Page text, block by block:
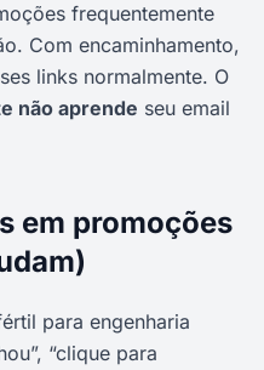
frequentemente
Com encaminhamento,
links normalmente. O
não aprende seu email
em promoções
para engenharia
“clique para